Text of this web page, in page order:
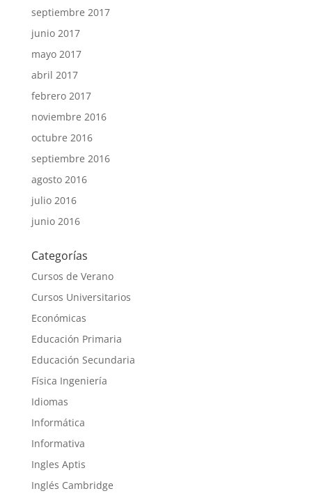
septiembre 2017
junio 2017
mayo 2017
abril 2017
febrero 2017
noviembre 2016
octubre 2016
septiembre 2016
agosto 2016
julio 2016
junio 2016
Categorías
Cursos de Verano
Cursos Universitarios
Económicas
Educación Primaria
Educación Secundaria
Física Ingeniería
Idiomas
Informática
Informativa
Ingles Aptis
Inglés Cambridge